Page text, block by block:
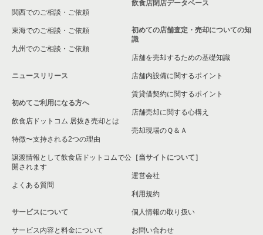
さいたま市北区の飲食店の居抜き売却物件の案件一覧
さいたま市見沼区の飲食店の居抜き売却物件の案件一覧
春日部市の飲食店の居抜き売却物件の案件一覧
さいたま市岩槻区の飲食店の居抜き売却物件の案件一覧
狭山市の飲食店の居抜き売却物件の案件一覧
さいたま市中央区の飲食店の居抜き売却物件の案件一覧
さいたま市桜区の飲食店の居抜き売却物件の案件一覧
加須市の飲食店の居抜き売却物件の案件一覧
入間郡の飲食店の居抜き売却物件の案件一覧
関西でのご相談・ご依頼
東海でのご相談・ご依頼
九州でのご相談・ご依頼
ニュースリリース
初めてご利用になる方へ
飲食店ドットコム 居抜き売却とは
特徴〜支持される2つの理由
譲渡情報として飲食店ドットコムで公
開されます
よくある質問
サービスについて
サービス内容と料金について
飲食店閉店データベース
初めての店舗査定・売却についての知
識
店舗を売却するための基礎知識
店舗内設備に関するポイント
賃貸借契約に関するポイント
店舗売却に関する心構え
売却現場のＱ＆Ａ
［当サイトについて］
運営会社
利用規約
個人情報の取り扱い
お問い合わせ